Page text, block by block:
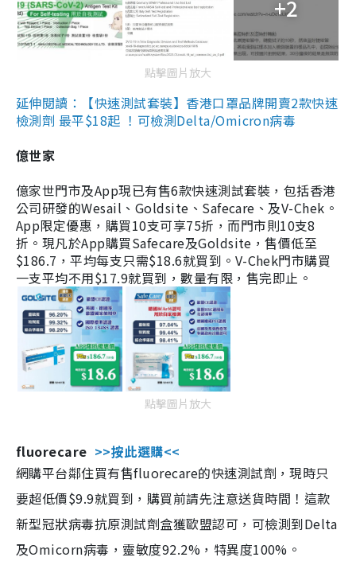
+2
點擊圖片放大
延伸閱讀：【快速測試套裝】香港口罩品牌開賣2款快速
檢測劑 最平$18起 ！可檢測Delta/Omicron病毒
億世家
億家世門市及App現已有售6款快速測試套裝，包括香港
公司研發的Wesail、Goldsite、Safecare、及V-Chek。
App限定優惠，購買10支可享75折，而門市則10支8
折。現凡於App購買Safecare及Goldsite，售價低至
$186.7，平均每支只需$18.6就買到。V-Chek門市購買
一支平均不用$17.9就買到，數量有限，售完即止。
點擊圖片放大
fluorecare >>按此選購<<
網購平台鄰住買有售fluorecare的快速測試劑，現時只
要超低價$9.9就買到，購買前請先注意送貨時間！這款
新型冠狀病毒抗原測試劑盒獲歐盟認可，可檢測到Delta
及Omicorn病毒，靈敏度92.2%，特異度100%。